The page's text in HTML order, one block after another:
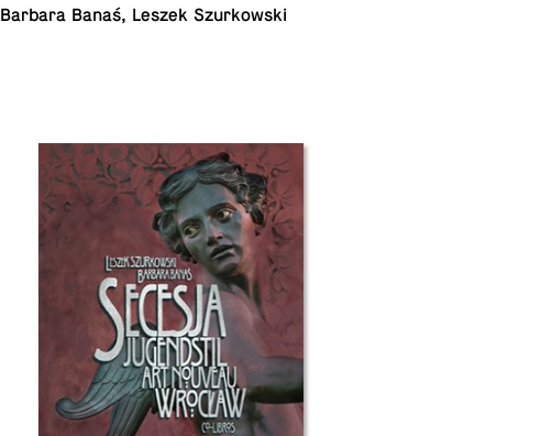
Barbara Banaś, Leszek Szurkowski